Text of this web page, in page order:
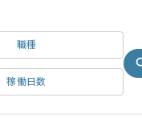
職種
稼働日数